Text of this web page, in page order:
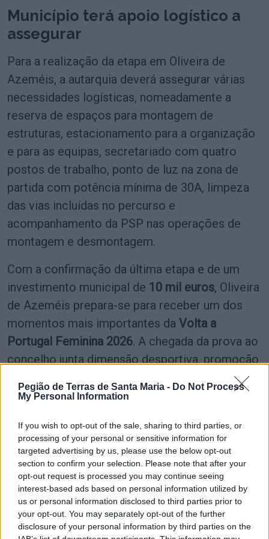
Pegião de Terras de Santa Maria - Do Not Process
My Personal Information
If you wish to opt-out of the sale, sharing to third parties, or
processing of your personal or sensitive information for
targeted advertising by us, please use the below opt-out
section to confirm your selection. Please note that after your
opt-out request is processed you may continue seeing
interest-based ads based on personal information utilized by
us or personal information disclosed to third parties prior to
your opt-out. You may separately opt-out of the further
disclosure of your personal information by third parties on the
Município terá apoio logístico a
assegurar
Para a realização da etapa em Oliveira de
Azeméis, a autarquia deverá assegurar várias
necessidades logísticas, nomeadamente a
reserva de espaços para montagem de
estruturas, estacionamento para a organização
e para as equipas, secretariado com quatro
postos de trabalho, ponto de luz na zona de
partida com potência mínima de 30A, limpeza
das vias incluídas no percurso e
acompanhamento da PSP nas operações de
montagem e desmontagem.
Com a confirmação da última etapa e de um
investimento municipal de 10 mil euros, Oliveira
de Azeméis prepara-se para receber um dos
momentos mais importantes da Volta a
Portugal Feminina 2026. A chegada da prova ao
concelho junta dimensão desportiva, promoção
territorial e valorização do ciclismo feminino,
colocando o município no centro da
Partilhar nas redes sociais